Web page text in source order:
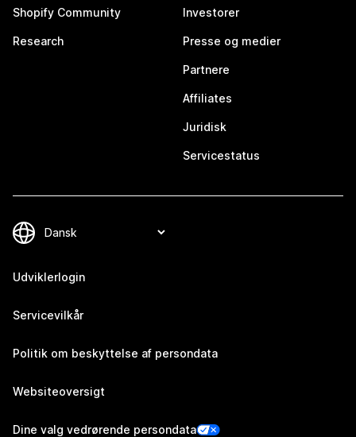
Shopify Community
Research
Investorer
Presse og medier
Partnere
Affiliates
Juridisk
Servicestatus
Udviklerlogin
Servicevilkår
Politik om beskyttelse af persondata
Websiteoversigt
Dine valg vedrørende persondata